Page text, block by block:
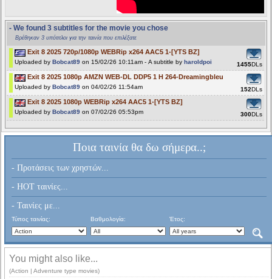
- We found 3 subtitles for the movie you chose
Βρέθηκαν 3 υπότιτλοι για την ταινία που επιλέξατε
Exit 8 2025 720p/1080p WEBRip x264 AAC5 1-[YTS BZ]
Uploaded by Bobcat89 on 15/02/26 10:11am - A subtitle by haroldpoi 1455DLs
Exit 8 2025 1080p AMZN WEB-DL DDP5 1 H 264-Dreamingbleu
Uploaded by Bobcat89 on 04/02/26 11:54am 152DLs
Exit 8 2025 1080p WEBRip x264 AAC5 1-[YTS BZ]
Uploaded by Bobcat89 on 07/02/26 05:53pm 300DLs
Ποια ταινία θα δω σήμερα..;
- Προτάσεις των χρηστών...
- HOT ταινίες...
- Ταινίες με...
Τύπος ταινίας: Βαθμολογία: Έτος:
You might also like...
(Action | Adventure type movies)